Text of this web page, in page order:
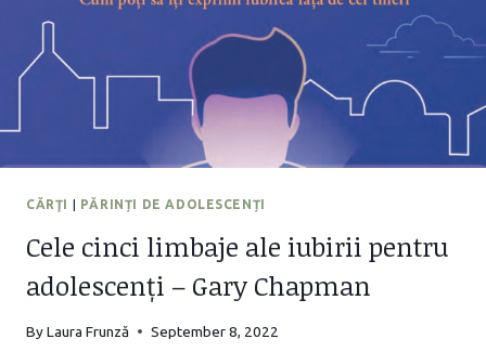
EI
ȘI
(1)
CĂRŢI PĂRINȚI DE ADOLESCENȚI
Cele cinci limbaje ale iubirii pentru
adolescenți – Gary Chapman
ByLaura Frunză September 8, 2022